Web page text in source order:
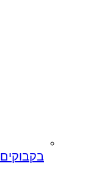
בקבוקים